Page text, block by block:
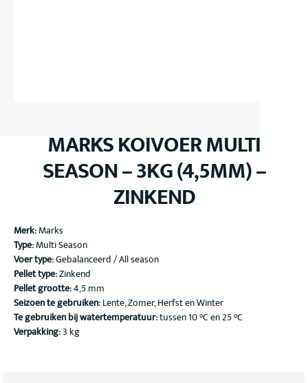
MARKS KOIVOER MULTI
SEASON – 3KG (4,5MM) –
ZINKEND
Merk:Marks
Type:Multi Season
Voer type:Gebalanceerd / All season
Pellet type:Zinkend
Pellet grootte:4,5 mm
Seizoen te gebruiken:Lente, Zomer, Herfst en Winter
Te gebruiken bij watertemperatuur:tussen 10 °C en 25 °C
Verpakking:3 kg